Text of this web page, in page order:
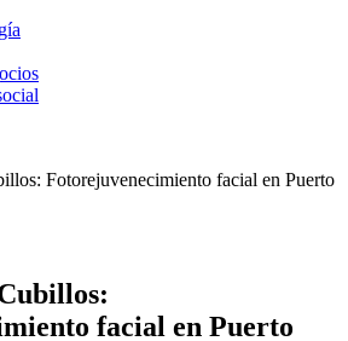
Fotorejuvenecimiento facial en Puerto
facial en Puerto